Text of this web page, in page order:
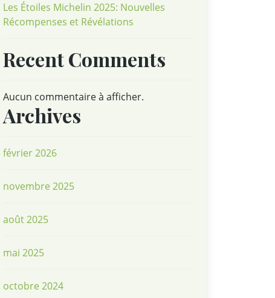
Les Étoiles Michelin 2025: Nouvelles
Récompenses et Révélations
Recent Comments
Aucun commentaire à afficher.
Archives
février 2026
novembre 2025
août 2025
mai 2025
octobre 2024